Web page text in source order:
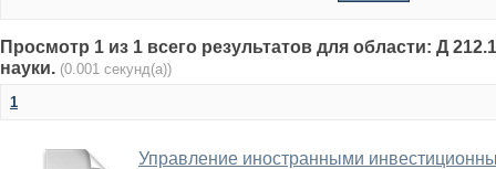
Просмотр 1 из 1 всего результатов для области: Д
науки. (0.001 секунд(а))
1
Управление иностранными